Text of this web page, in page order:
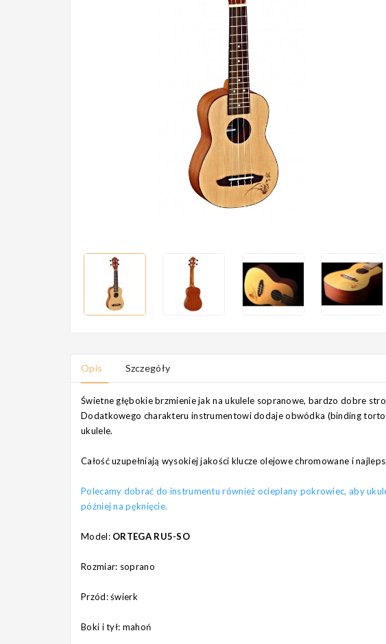
Opis Szczegóły
Świetne głębokie brzmienie jak na ukulele sopranowe, bardzo dobre
Dodatkowego charakteru instrumentowi dodaje obwódka (binding
ukulele.
Całość uzupełniają wysokiej jakości klucze olejowe chromowane i
Polecamy dobrać do instrumentu również ocieplany pokrowiec, aby
później na pęknięcie.
Model: ORTEGA RU5-SO
Rozmiar: soprano
Przód: świerk
Boki i tył: mahoń